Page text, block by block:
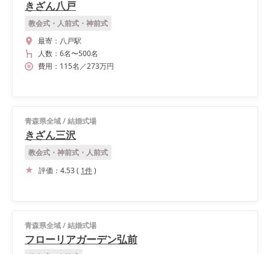
きざん八戸
教会式・人前式・神前式
最寄： 八戸駅
人数： 6名〜500名
費用： 115名 ／273万円
青森県全域/結婚式場
きざん三沢
教会式・神前式・人前式
評価： 4.53( 1件)
青森県全域/結婚式場
フローリアガーデン弘前